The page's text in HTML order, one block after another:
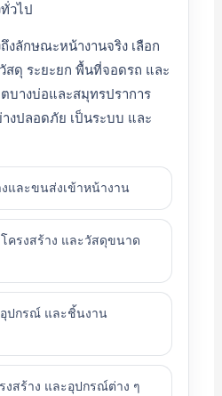
วไป
งลักษณะหน้างานจริง เลือก
สดุ ระยะยก พื้นที่จอดรถ และ
บางบ่อและสมุทรปราการ
งปลอดภัย เป็นระบบ และ
และขนส่งเข้าหน้างาน
ครงสร้าง และวัสดุขนาด
อุปกรณ์ และชิ้นงาน
งสร้าง และอุปกรณ์ต่าง ๆ